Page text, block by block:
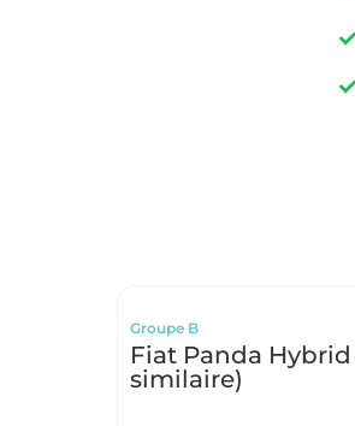
Groupe B
Fiat Panda
similaire)